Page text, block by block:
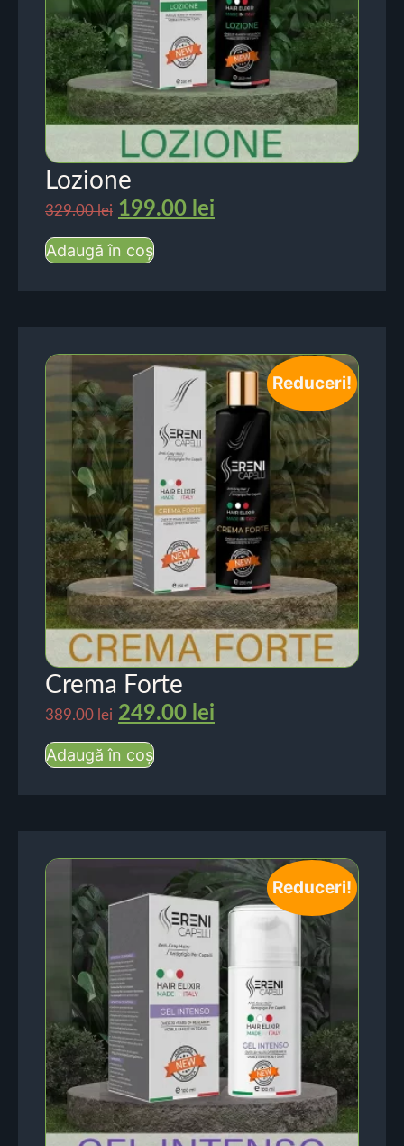
Lozione
329.00lei 199.00 lei
Adaugă în coș
Reduceri!
Crema Forte
389.00lei 249.00 lei
Adaugă în coș
Reduceri!